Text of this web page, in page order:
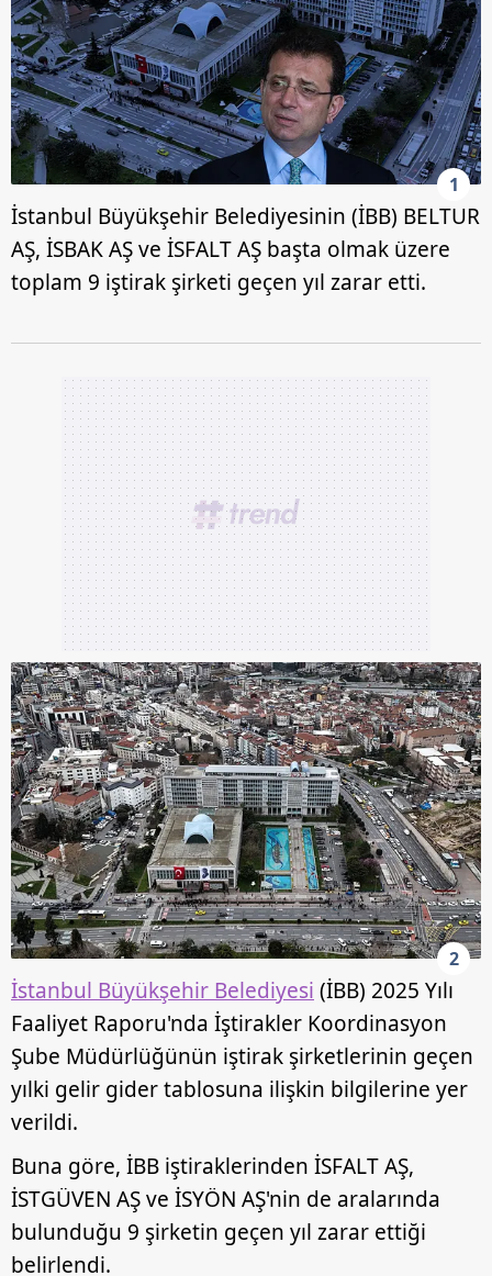
1
İstanbul Büyükşehir Belediyesinin (İBB) BELTUR
AŞ, İSBAK AŞ ve İSFALT AŞ başta olmak üzere
toplam 9 iştirak şirketi geçen yıl zarar etti.
2
İstanbul Büyükşehir Belediyesi (İBB) 2025 Yılı
Faaliyet Raporu'nda İştirakler Koordinasyon
Şube Müdürlüğünün iştirak şirketlerinin geçen
yılki gelir gider tablosuna ilişkin bilgilerine yer
verildi.
Buna göre, İBB iştiraklerinden İSFALT AŞ,
İSTGÜVEN AŞ ve İSYÖN AŞ'nin de aralarında
bulunduğu 9 şirketin geçen yıl zarar ettiği
belirlendi.